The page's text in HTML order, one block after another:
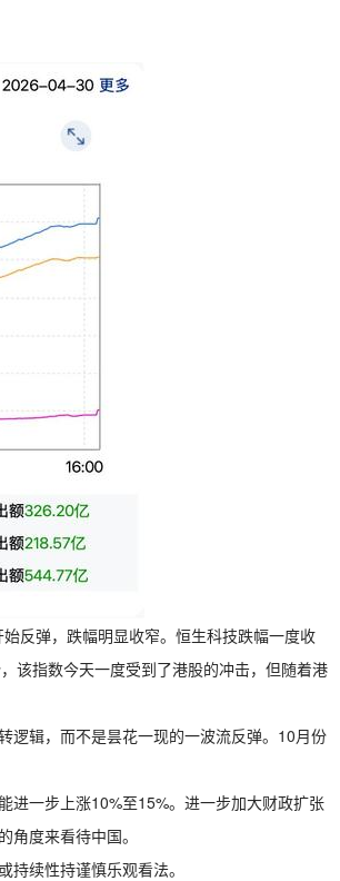
反弹，跌幅明显收窄。恒生科技跌幅一度收
该指数今天一度受到了港股的冲击，但随着港
逻辑，而不是昙花一现的一波流反弹。10月份
进一步上涨10%至15%。进一步加大财政扩张
度来看待中国。
续性持谨慎乐观看法。